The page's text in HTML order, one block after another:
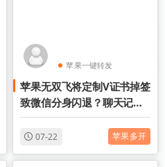
苹果一键转发
苹果TF微信多开
苹果无双飞将定制V证书掉签
致微信分身闪退？聊天记录
会消失吗？手把手教你避坑
指南07-22 苹果多开